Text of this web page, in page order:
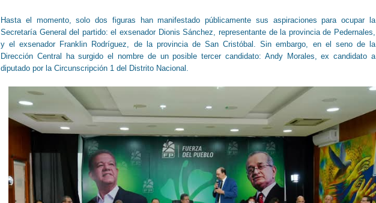
Hasta el momento, solo dos figuras han manifestado públicamente sus aspiraciones para ocupar la
Secretaría General del partido: el exsenador Dionis Sánchez, representante de la provincia de Pedernales,
y el exsenador Franklin Rodríguez, de la provincia de San Cristóbal. Sin embargo, en el seno de la
Dirección Central ha surgido el nombre de un posible tercer candidato: Andy Morales, ex candidato a
diputado por la Circunscripción 1 del Distrito Nacional.